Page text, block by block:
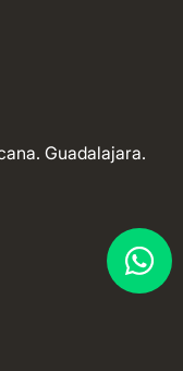
Guadalajara.